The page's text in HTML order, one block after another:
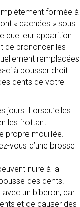
formée à
« cachées » sous
que leur apparition
de prononcer les
remplacées
ci à pousser droit.
dents de votre
jours. Lorsqu’elles
les frottant
propre mouillée.
vous d’une brosse
nuire à la
des dents.
un biberon, car
et de causer des